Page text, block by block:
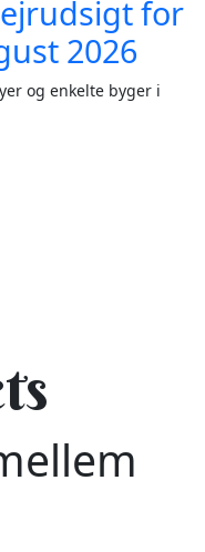
for
2026
og enkelte byger i
til torden og blæst -